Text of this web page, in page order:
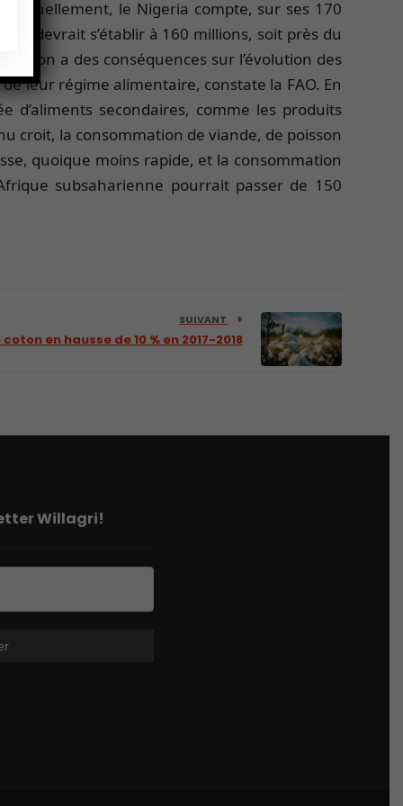
Actuellement, le Nigeria compte, sur ses 170
devrait s’établir à 160 millions, soit près du
a des conséquences sur l’évolution des
leur régime alimentaire, constate la FAO. En
secondaires, comme les produits
croit, la consommation de viande, de poisson
quoique moins rapide, et la consommation
subsaharienne pourrait passer de 150
SUIVANT
en hausse de 10 % en 2017-2018
Willagri!